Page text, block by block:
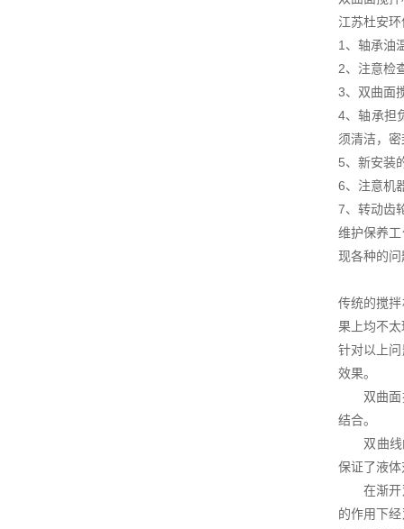
江苏杜安
1、轴承油
2、注意检
3、双曲面
4、轴承担
须清洁，
5、新安装
6、注意机
7、转动齿
维护保养
现各种的
传统的搅
果上均不
针对以上
效果。
双曲面搅
结合。
双曲线的
保证了液
在渐开双
的作用下